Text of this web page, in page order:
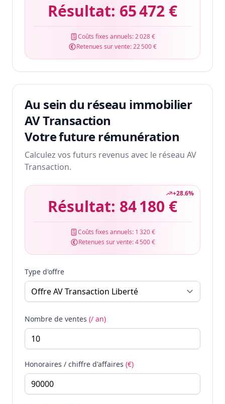
Résultat: 65 472 €
Coûts fixes annuels:2 028 €
Retenues sur vente:22 500 €
Au sein du réseau immobilier
AV Transaction
Votre future rémunération
Calculez vos futurs revenus avec le réseau AV
Transaction.
+28.6%
Résultat: 84 180 €
Coûts fixes annuels: 1 320 €
Retenues sur vente:4 500 €
Type d'offre
Nombre de ventes (/ an)
Honoraires / chiffre d'affaires (€)